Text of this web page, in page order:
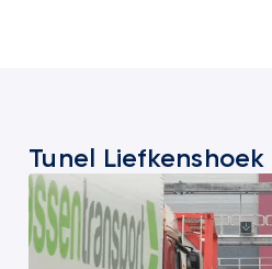
Tunel Liefkenshoek